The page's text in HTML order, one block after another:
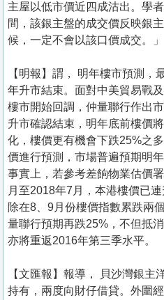
主屋以低市價近四成沽出。學
間，該銀主盤的成交價反映銀
候，一定不會以該口價成交。」
【明報】謂， 明年樓市預測
年升市結束。面對中美貿易戰
樓市開始回調，仲量聯行作出
升市確認結束，明年底前樓價
化，樓價更有機會下跌25%之
價進行預測，市場普遍預期明
事實上，若參考差餉物業估價
月至2018年7月，本港樓價已
除在8、9月份樓價指數累跌兩
量聯行預期再跌25%，不但抵
亦將重返2016年第三季水平。
【文匯報】報導， 貝沙灣銀主
持有，兩度向財仔借貸。外圍